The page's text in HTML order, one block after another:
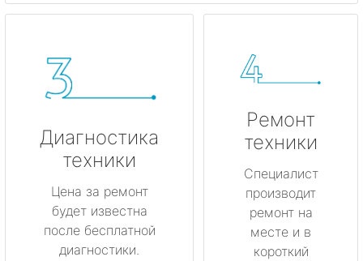
Диагностика
техники
Цена за ремонт
будет известна
после бесплатной
диагностики.
Ремонт
техники
Специалист
производит
ремонт на
месте и в
короткий